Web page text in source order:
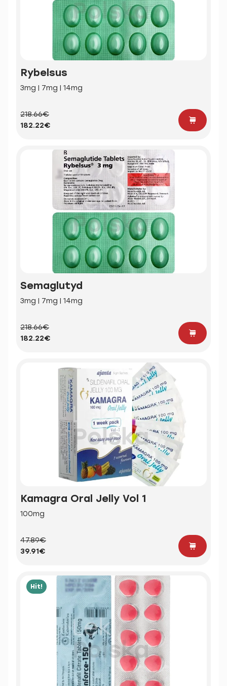
Rybelsus
3mg | 7mg | 14mg
218.66€
182.22€
Semaglutyd
3mg | 7mg | 14mg
218.66€
182.22€
Kamagra Oral Jelly Vol 1
100mg
47.89€
39.91€
Hit!